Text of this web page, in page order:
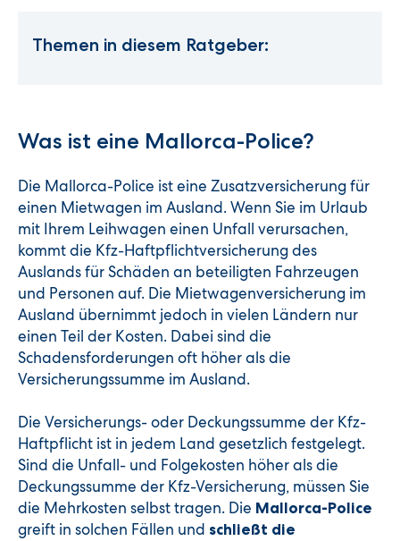
Themen in diesem Ratgeber:
Was ist eine Mallorca-Police?
Die Mallorca-Police ist eine Zusatzversicherung für
einen Mietwagen im Ausland. Wenn Sie im Urlaub
mit Ihrem Leihwagen einen Unfall verursachen,
kommt die Kfz-Haftpflichtversicherung des
Auslands für Schäden an beteiligten Fahrzeugen
und Personen auf. Die Mietwagenversicherung im
Ausland übernimmt jedoch in vielen Ländern nur
einen Teil der Kosten. Dabei sind die
Schadensforderungen oft höher als die
Versicherungssumme im Ausland.
Die Versicherungs- oder Deckungssumme der Kfz-
Haftpflicht ist in jedem Land gesetzlich festgelegt.
Sind die Unfall- und Folgekosten höher als die
Deckungssumme der Kfz-Versicherung, müssen Sie
die Mehrkosten selbst tragen. Die Mallorca-Police
greift in solchen Fällen und schließt die